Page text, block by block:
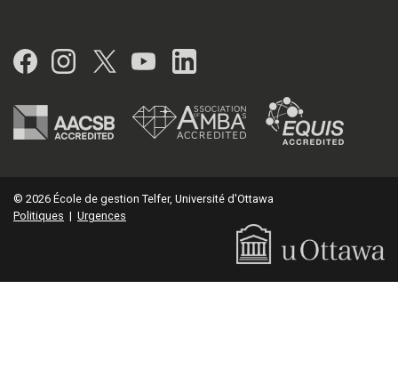
Facebook
Instagram
Twitter
YouTubeLinkedIn
© 2026 École de gestion Telfer, Université d'Ottawa
Politiques | Urgences